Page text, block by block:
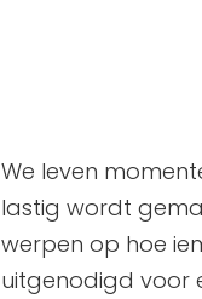
We leven
lastig wordt
werpen op hoe
uitgenodigd voor